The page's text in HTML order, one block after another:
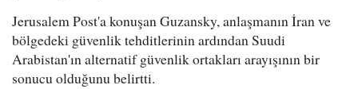
Jerusalem Post'a konuşan Guzansky, anlaşmanın İran ve
bölgedeki güvenlik tehditlerinin ardından Suudi
Arabistan'ın alternatif güvenlik ortakları arayışının bir
sonucu olduğunu belirtti.